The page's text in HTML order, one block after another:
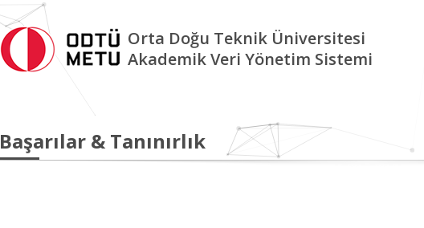
Orta Doğu Teknik Üniversitesi
Akademik Veri Yönetim Sistemi
Başarılar & Tanınırlık